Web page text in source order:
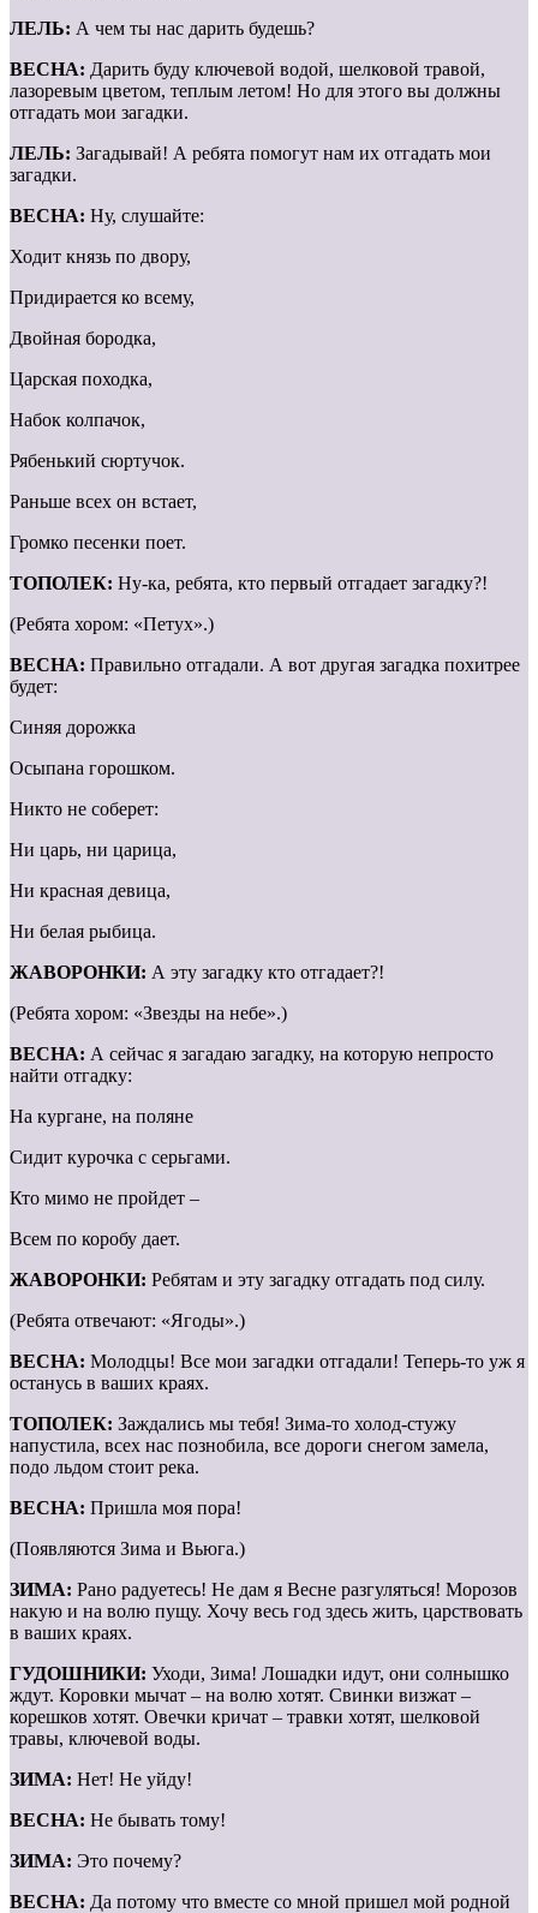
ЛЕЛЬ: А чем ты нас дарить будешь?
ВЕСНА: Дарить буду ключевой водой, шелковой травой,
лазоревым цветом, теплым летом! Но для этого вы должны
отгадать мои загадки.
ЛЕЛЬ: Загадывай! А ребята помогут нам их отгадать мои
загадки.
ВЕСНА: Ну, слушайте:
Ходит князь по двору,
Придирается ко всему,
Двойная бородка,
Царская походка,
Набок колпачок,
Рябенький сюртучок.
Раньше всех он встает,
Громко песенки поет.
ТОПОЛЕК: Ну-ка, ребята, кто первый отгадает загадку?!
(Ребята хором: «Петух».)
ВЕСНА: Правильно отгадали. А вот другая загадка похитрее
будет:
Синяя дорожка
Осыпана горошком.
Никто не соберет:
Ни царь, ни царица,
Ни красная девица,
Ни белая рыбица.
ЖАВОРОНКИ: А эту загадку кто отгадает?!
(Ребята хором: «Звезды на небе».)
ВЕСНА: А сейчас я загадаю загадку, на которую непросто
найти отгадку:
На кургане, на поляне
Сидит курочка с серьгами.
Кто мимо не пройдет –
Всем по коробу дает.
ЖАВОРОНКИ: Ребятам и эту загадку отгадать под силу.
(Ребята отвечают: «Ягоды».)
ВЕСНА: Молодцы! Все мои загадки отгадали! Теперь-то уж я
останусь в ваших краях.
ТОПОЛЕК: Заждались мы тебя! Зима-то холод-стужу
напустила, всех нас познобила, все дороги снегом замела,
подо льдом стоит река.
ВЕСНА: Пришла моя пора!
(Появляются Зима и Вьюга.)
ЗИМА: Рано радуетесь! Не дам я Весне разгуляться! Морозов
накую и на волю пущу. Хочу весь год здесь жить, царствовать
в ваших краях.
ГУДОШНИКИ: Уходи, Зима! Лошадки идут, они солнышко
ждут. Коровки мычат – на волю хотят. Свинки визжат –
корешков хотят. Овечки кричат – травки хотят, шелковой
травы, ключевой воды.
ЗИМА: Нет! Не уйду!
ВЕСНА: Не бывать тому!
ЗИМА: Это почему?
ВЕСНА: Да потому что вместе со мной пришел мой родной